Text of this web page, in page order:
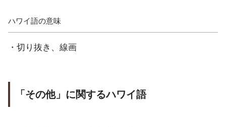
ハワイ語の意味
・切り抜き、線画
「その他」に関するハワイ語